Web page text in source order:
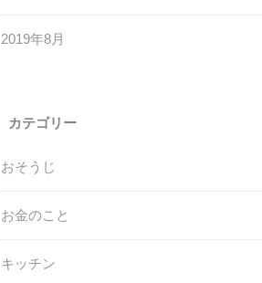
2019年8月
カテゴリー
おそうじ
お金のこと
キッチン